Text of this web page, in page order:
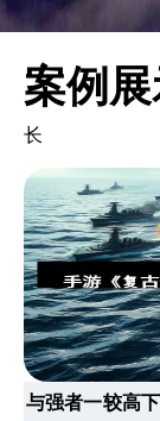
案例
长
与强者一较高